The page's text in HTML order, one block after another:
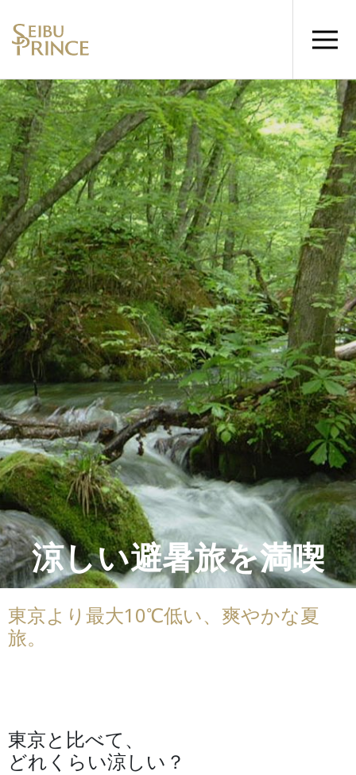
涼しい避暑旅を満喫
東京より最大10℃低い、爽やかな夏
旅。
東京と比べて、
どれくらい涼しい？